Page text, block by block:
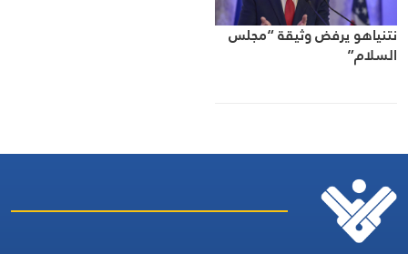
نتنياهو يرفض وثيقة “مجلس
السلام”